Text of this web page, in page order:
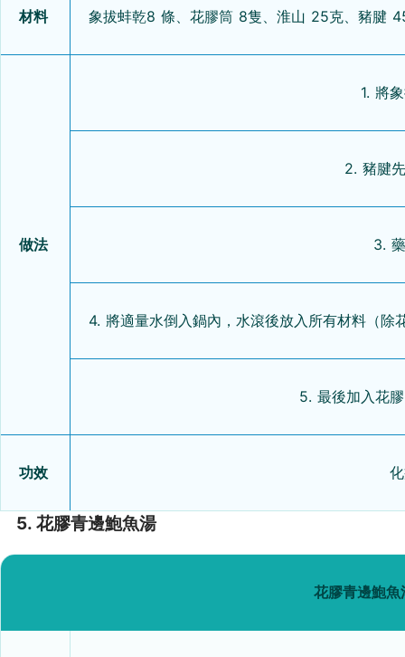
材料 象拔蚌乾8 條、花膠筒 8隻、淮山 25克、豬腱
做法
1. 將
2. 豬腱
3.
4. 將適量水倒入鍋內，水滾後放入所有材料（
5. 最後加入花
功效
5. 花膠青邊鮑魚湯
花膠青邊鮑